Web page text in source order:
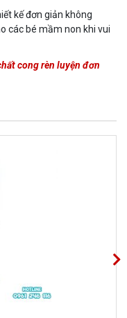
kế đơn giản không
các bé mầm non khi vui
cong rèn luyện đơn